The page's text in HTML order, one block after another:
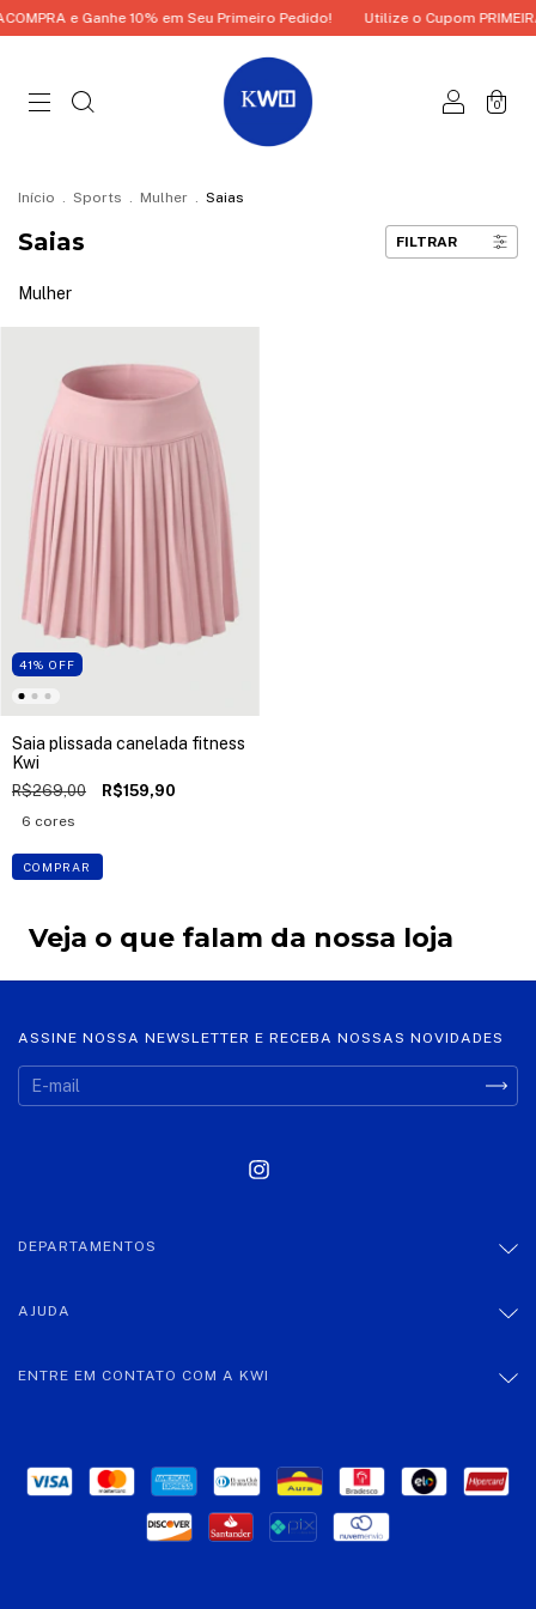
e Ganhe 10% em Seu Primeiro Pedido! Utilize o Cupom
0
Início . Sports . Mulher . Saias
Saias FILTRAR
Mulher
41% OFF
Saia plissada canelada fitness
Kwi
R$269,00 R$159,90
6 cores
COMPRAR
Veja o que falam da nossa loja
ASSINE NOSSA NEWSLETTER E RECEBA NOSSAS NOVIDADES
DEPARTAMENTOS
AJUDA
ENTRE EM CONTATO COM A KWI